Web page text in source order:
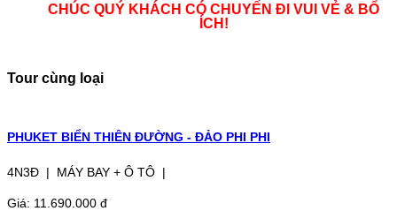
CHÚC QUÝ KHÁCH CÓ CHUYẾN ĐI VUI VẺ & BỔ
ÍCH!
Tour cùng loại
PHUKET BIỂN THIÊN ĐƯỜNG - ĐẢO PHI PHI
4N3Đ | MÁY BAY + Ô TÔ |
Giá: 11.690.000 đ